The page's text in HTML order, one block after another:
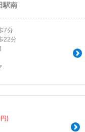
駅南
7分
22分
)